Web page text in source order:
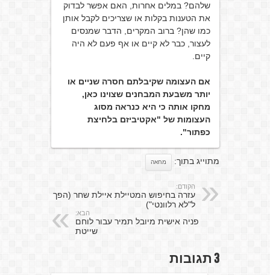
שלהם? במלים אחרות, האם אפשר לבדוק
את הטענות בקלות או שצריכים לקבל אותן
כמו שהן? ברוב המקרים, הדבר שמנסים
לעצור, כבר לא קיים או אף פעם לא היה
קיים.
אם העצומה שקיבלתם חסרה שניים או
יותר משבעת המבחנים שצוינו כאן,
מחקו אותה כי היא כנראה מסוג
העצומות של "אקטיביזם בלחיצת
כפתור".
מתוייג בתוך: מחאה
הקודם:
עזרה בחיפוש המטיילת איילת שחר (הפך
ל"לא רלוונטי")
הבא:
פניה אישית מיובל תמיר עבור לוחם
שייטת
3 תגובות